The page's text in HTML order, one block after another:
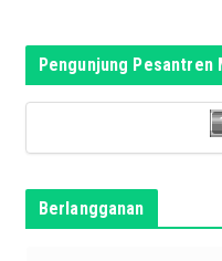
Pengunjung Pesantren
Berlangganan